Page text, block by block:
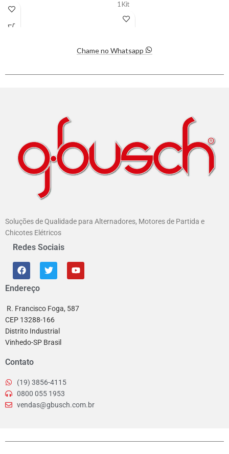
1 Kit
Chame no Whatsapp
Soluções de Qualidade para Alternadores, Motores de Partida e
Chicotes Elétricos
Redes Sociais
Endereço
R. Francisco Foga, 587
CEP 13288-166
Distrito Industrial
Vinhedo-SP Brasil
Contato
(19) 3856-4115
0800 055 1953
vendas@gbusch.com.br